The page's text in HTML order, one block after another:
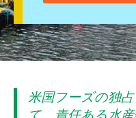
米国フーズの独
て、責任ある水